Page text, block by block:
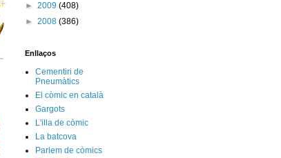
► 2009 (408)
► 2008 (386)
Enllaços
Cementiri de
Pneumàtics
El còmic en català
Gargots
L'illa de còmic
La batcova
Parlem de còmics